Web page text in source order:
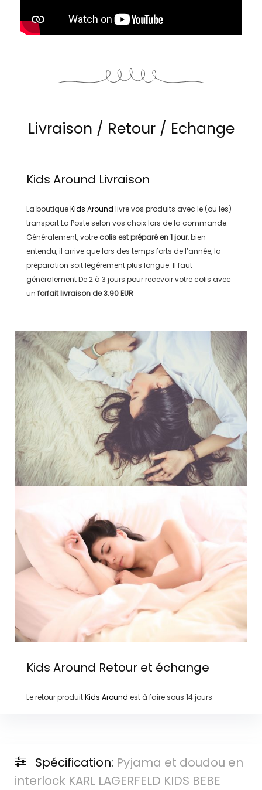
Livraison / Retour / Echange
Kids Around Livraison
La boutiqueKids Around livre vos produits avec le (ou les)
transportLa Posteselon vos choix lors de la commande.
Généralement, votre colis est préparé en1 jour, bien
entendu, il arrive que lors des temps forts de l’année, la
préparation soit légérement plus longue. Il faut
généralementDe 2 à 3 jours pour recevoir votre colis avec
un forfait livraison de3.90 EUR
Kids Around Retour et échange
Le retour produitKids Around est à faire sous 14 jours
Spécification: Pyjama et doudou en
interlock KARL LAGERFELD KIDS BEBE